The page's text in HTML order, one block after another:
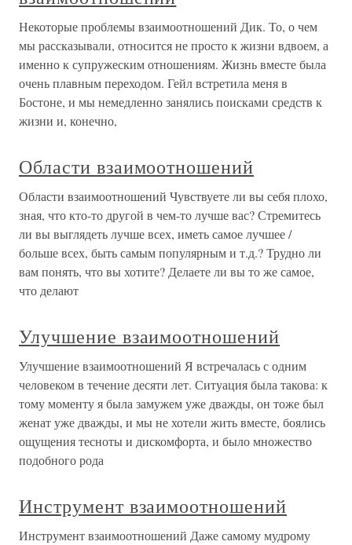
Некоторые проблемы взаимоотношений Дик. То, о чем
мы рассказывали, относится не просто к жизни вдвоем, а
именно к супружеским отношениям. Жизнь вместе была
очень плавным переходом. Гейл встретила меня в
Бостоне, и мы немедленно занялись поисками средств к
жизни и, конечно,
Области взаимоотношений
Области взаимоотношений Чувствуете ли вы себя плохо,
зная, что кто-то другой в чем-то лучше вас? Стремитесь
ли вы выглядеть лучше всех, иметь самое лучшее /
больше всех, быть самым популярным и т.д.? Трудно ли
вам понять, что вы хотите? Делаете ли вы то же самое,
что делают
Улучшение взаимоотношений
Улучшение взаимоотношений Я встречалась с одним
человеком в течение десяти лет. Ситуация была такова: к
тому моменту я была замужем уже дважды, он тоже был
женат уже дважды, и мы не хотели жить вместе, боялись
ощущения тесноты и дискомфорта, и было множество
подобного рода
Инструмент взаимоотношений
Инструмент взаимоотношений Даже самому мудрому